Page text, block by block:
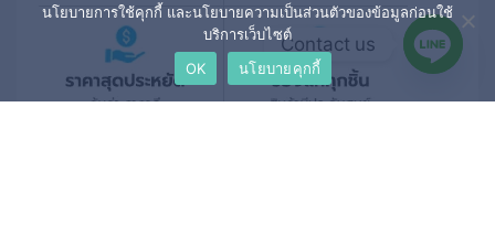
นโยบายการใช้คุกกี้ และนโยบายความเป็นส่วนตัวของข้อมูลก่อนใช้
บริการเว็บไซต์
OK
นโยบายคุกกี้
Contact us